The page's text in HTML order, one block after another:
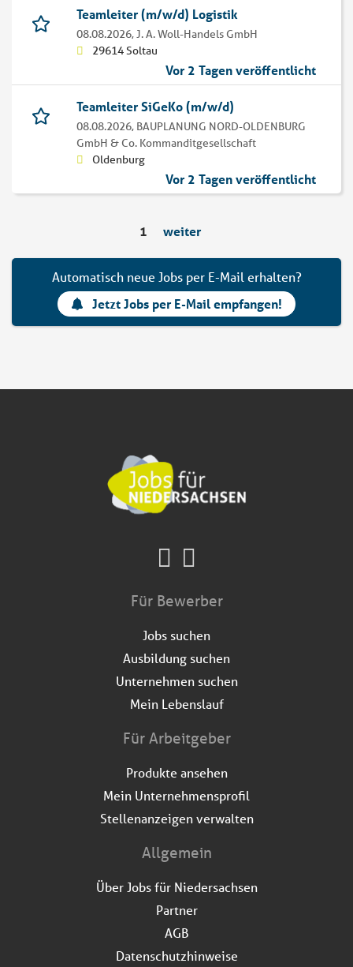
Teamleiter (m/w/d) Logistik
08.08.2026,J. A. Woll-Handels GmbH
29614 Soltau
Vor 2 Tagen veröffentlicht
Teamleiter SiGeKo (m/w/d)
08.08.2026, BAUPLANUNG NORD-OLDENBURG
GmbH & Co. Kommanditgesellschaft
Oldenburg
Vor 2 Tagen veröffentlicht
1 weiter
Automatisch neue Jobs per E-Mail erhalten?
Jetzt Jobs per E-Mail empfangen!
Für Bewerber
Jobs suchen
Ausbildung suchen
Unternehmen suchen
Mein Lebenslauf
Für Arbeitgeber
Produkte ansehen
Mein Unternehmensprofil
Stellenanzeigen verwalten
Allgemein
Über Jobs für Niedersachsen
Partner
AGB
Datenschutzhinweise